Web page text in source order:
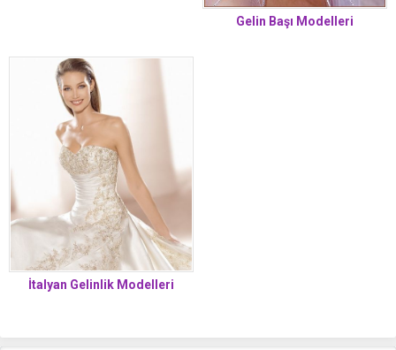
Gelin Başı Modelleri
İtalyan Gelinlik Modelleri